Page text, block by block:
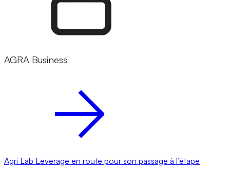
AGRA Business
Agri Lab Leverage en route pour son passage à l’étape